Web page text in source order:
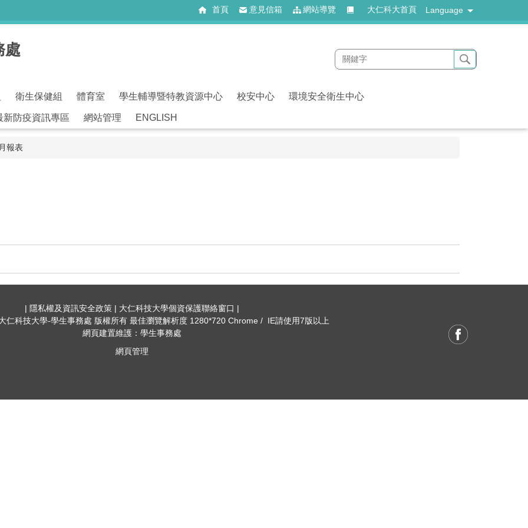
處
首頁 意見信箱 網站導覽 大仁科大首頁 Language
衛生保健組 體育室 學生輔導暨特教資源中心 校安中心 環境安全衛生中心
新防疫資訊專區 網站管理 ENGLISH
報表
| 隱私權及資訊安全政策 | 大仁科技大學個資保護聯絡窗口 |
仁科技大學-學生事務處 版權所有 最佳瀏覽解析度 1280*720 Chrome / IE請使用7版以上
網頁建置維護：學生事務處
網頁管理